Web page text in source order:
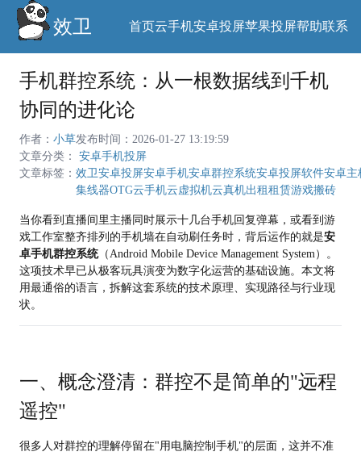
效卫 首页云手机安卓投屏苹果投屏帮助联系
手机群控系统：从一根数据线到千机
协同的进化论
作者： 小草发布时间：2026-01-27 13:19:59
文章分类： 安卓手机投屏
文章标签： 效卫安卓投屏安卓手机安卓群控系统安卓投屏软件安卓主
集线器OTG云手机云虚拟机云真机出租租赁游戏搬砖
当你看到直播间里主播同时展示十几台手机回复弹幕，或看到游
戏工作室整齐排列的手机墙在自动刷任务时，背后运作的就是安
卓手机群控系统（Android Mobile Device Management System）。
这项技术早已从极客玩具演变为数字化运营的基础设施。本文将
用最通俗的语言，拆解这套系统的技术原理、实现路径与行业现
状。
一、概念澄清：群控不是简单的"远程
遥控"
很多人对群控的理解停留在"用电脑控制手机"的层面，这并不准